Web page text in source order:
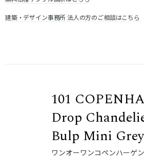
建築・デザイン事務所 法人の方のご相談はこちら
101
Drop
Bulp Mini
ワンオーワンコペンハーゲ